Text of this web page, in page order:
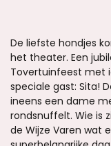
De liefste hondjes
het theater. Een
Tovertuinfeest met
speciale gast: Sita!
ineens een dame
rondsnuffelt. Wie is
de Wijze Varen wat